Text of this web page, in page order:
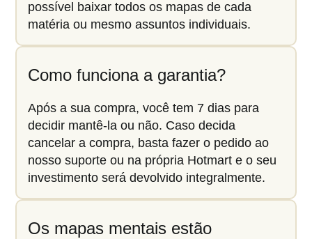
possível baixar todos os mapas de cada
matéria ou mesmo assuntos individuais.
Como funciona a garantia?
Após a sua compra, você tem 7 dias para
decidir mantê-la ou não. Caso decida
cancelar a compra, basta fazer o pedido ao
nosso suporte ou na própria Hotmart e o seu
investimento será devolvido integralmente.
Os mapas mentais estão